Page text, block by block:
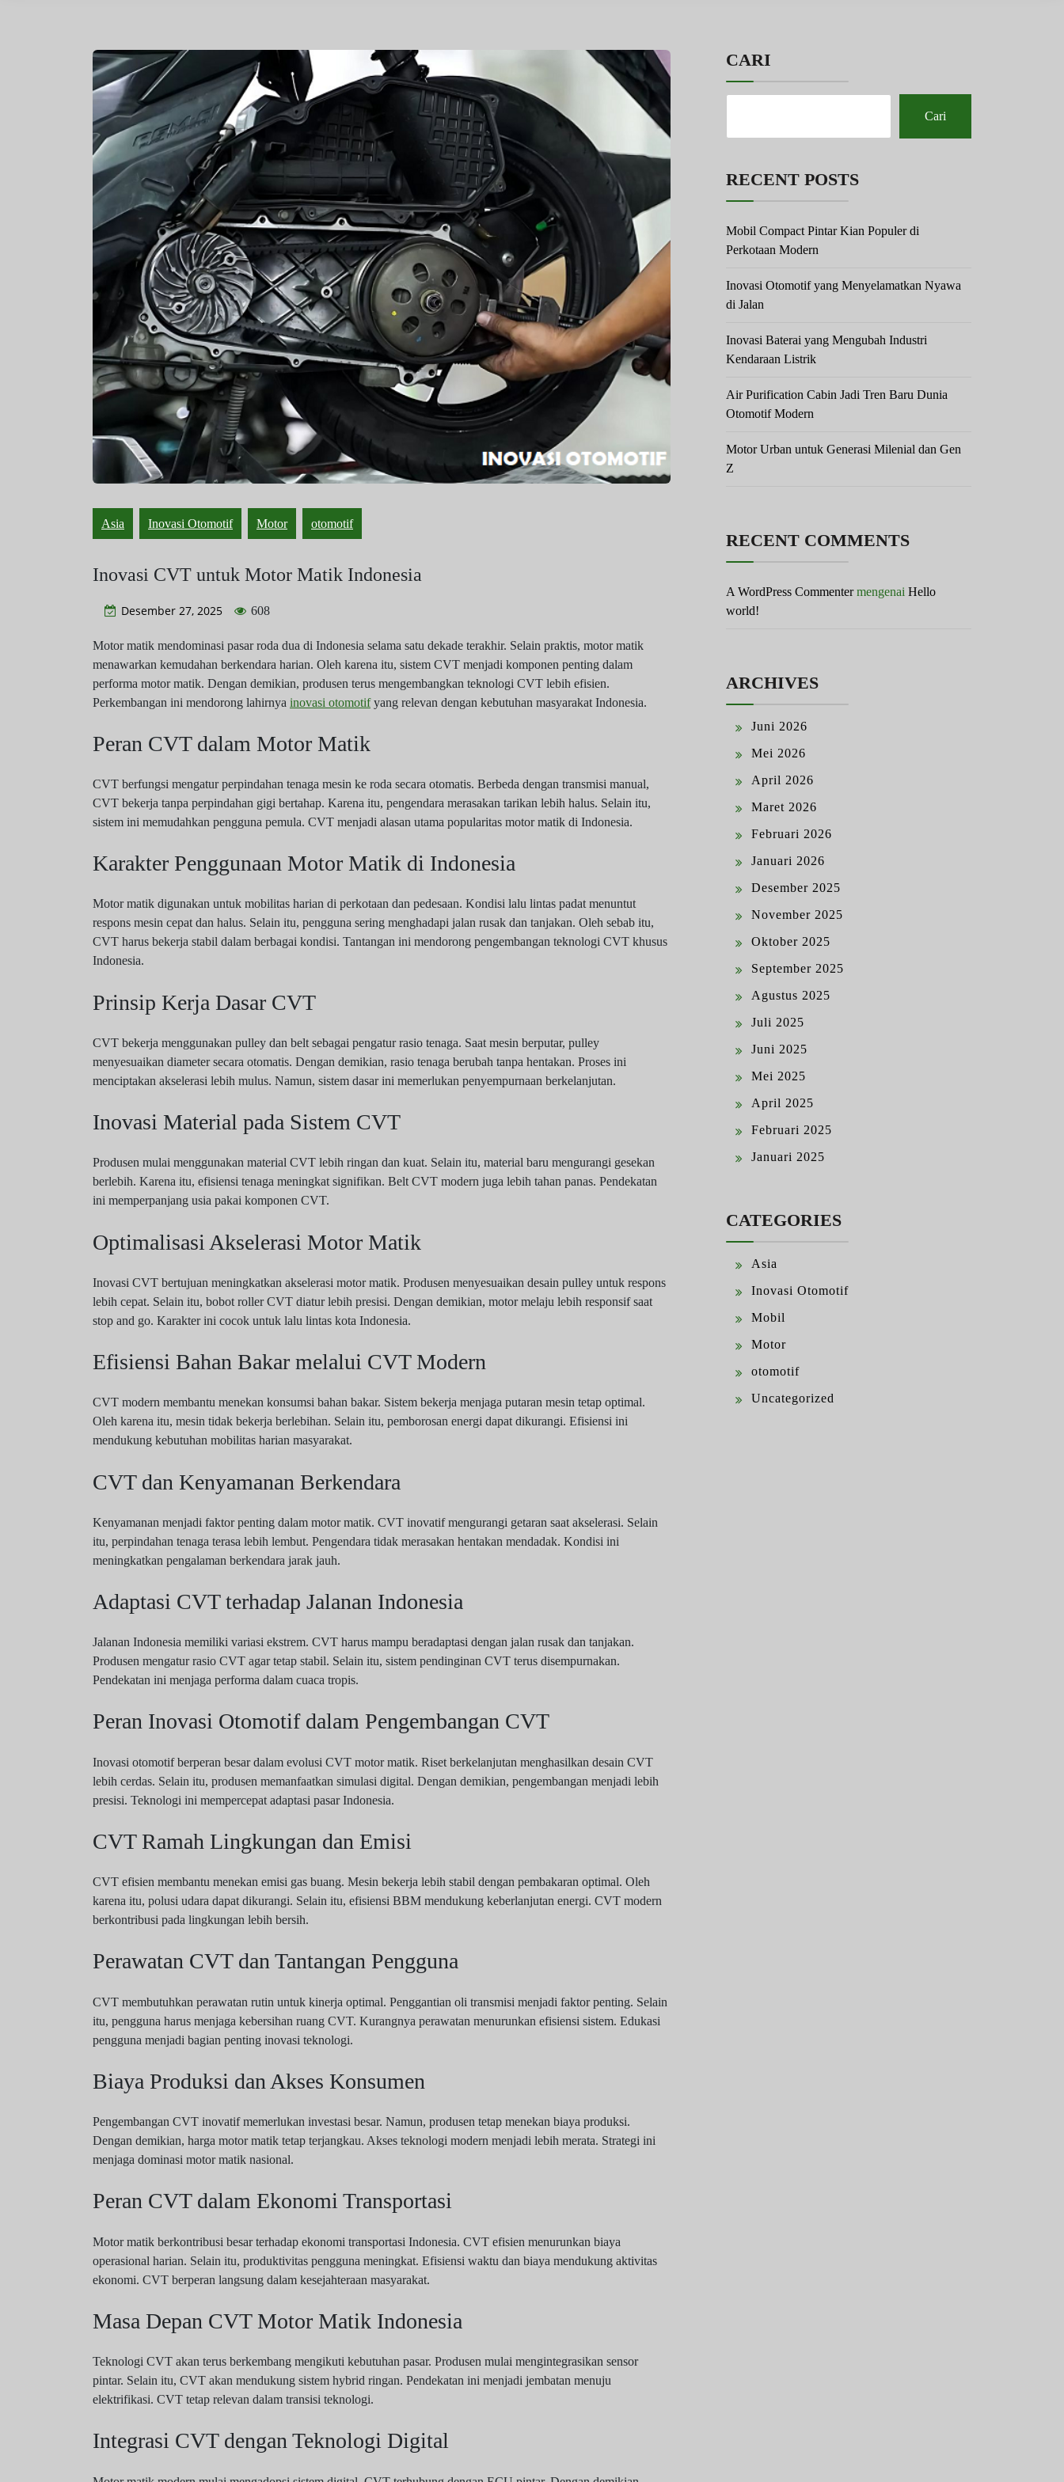
Asia Inovasi Otomotif Motor otomotif
Inovasi CVT untuk Motor Matik Indonesia
Desember 27, 2025 608
Motor matik mendominasi pasar roda dua di Indonesia selama satu dekade terakhir. Selain praktis, motor matik
menawarkan kemudahan berkendara harian. Oleh karena itu, sistem CVT menjadi komponen penting dalam
performa motor matik. Dengan demikian, produsen terus mengembangkan teknologi CVT lebih efisien.
Perkembangan ini mendorong lahirnya inovasi otomotifyang relevan dengan kebutuhan masyarakat Indonesia.
Peran CVT dalam Motor Matik
CVT berfungsi mengatur perpindahan tenaga mesin ke roda secara otomatis. Berbeda dengan transmisi manual,
CVT bekerja tanpa perpindahan gigi bertahap. Karena itu, pengendara merasakan tarikan lebih halus. Selain itu,
sistem ini memudahkan pengguna pemula. CVT menjadi alasan utama popularitas motor matik di Indonesia.
Karakter Penggunaan Motor Matik di Indonesia
Motor matik digunakan untuk mobilitas harian di perkotaan dan pedesaan. Kondisi lalu lintas padat menuntut
respons mesin cepat dan halus. Selain itu, pengguna sering menghadapi jalan rusak dan tanjakan. Oleh sebab itu,
CVT harus bekerja stabil dalam berbagai kondisi. Tantangan ini mendorong pengembangan teknologi CVT khusus
Indonesia.
Prinsip Kerja Dasar CVT
CVT bekerja menggunakan pulley dan belt sebagai pengatur rasio tenaga. Saat mesin berputar, pulley
menyesuaikan diameter secara otomatis. Dengan demikian, rasio tenaga berubah tanpa hentakan. Proses ini
menciptakan akselerasi lebih mulus. Namun, sistem dasar ini memerlukan penyempurnaan berkelanjutan.
Inovasi Material pada Sistem CVT
Produsen mulai menggunakan material CVT lebih ringan dan kuat. Selain itu, material baru mengurangi gesekan
berlebih. Karena itu, efisiensi tenaga meningkat signifikan. Belt CVT modern juga lebih tahan panas. Pendekatan
ini memperpanjang usia pakai komponen CVT.
Optimalisasi Akselerasi Motor Matik
Inovasi CVT bertujuan meningkatkan akselerasi motor matik. Produsen menyesuaikan desain pulley untuk respons
lebih cepat. Selain itu, bobot roller CVT diatur lebih presisi. Dengan demikian, motor melaju lebih responsif saat
stop and go. Karakter ini cocok untuk lalu lintas kota Indonesia.
Efisiensi Bahan Bakar melalui CVT Modern
CVT modern membantu menekan konsumsi bahan bakar. Sistem bekerja menjaga putaran mesin tetap optimal.
Oleh karena itu, mesin tidak bekerja berlebihan. Selain itu, pemborosan energi dapat dikurangi. Efisiensi ini
mendukung kebutuhan mobilitas harian masyarakat.
CVT dan Kenyamanan Berkendara
Kenyamanan menjadi faktor penting dalam motor matik. CVT inovatif mengurangi getaran saat akselerasi. Selain
itu, perpindahan tenaga terasa lebih lembut. Pengendara tidak merasakan hentakan mendadak. Kondisi ini
meningkatkan pengalaman berkendara jarak jauh.
Adaptasi CVT terhadap Jalanan Indonesia
Jalanan Indonesia memiliki variasi ekstrem. CVT harus mampu beradaptasi dengan jalan rusak dan tanjakan.
Produsen mengatur rasio CVT agar tetap stabil. Selain itu, sistem pendinginan CVT terus disempurnakan.
Pendekatan ini menjaga performa dalam cuaca tropis.
Peran Inovasi Otomotif dalam Pengembangan CVT
Inovasi otomotif berperan besar dalam evolusi CVT motor matik. Riset berkelanjutan menghasilkan desain CVT
lebih cerdas. Selain itu, produsen memanfaatkan simulasi digital. Dengan demikian, pengembangan menjadi lebih
presisi. Teknologi ini mempercepat adaptasi pasar Indonesia.
CVT Ramah Lingkungan dan Emisi
CVT efisien membantu menekan emisi gas buang. Mesin bekerja lebih stabil dengan pembakaran optimal. Oleh
karena itu, polusi udara dapat dikurangi. Selain itu, efisiensi BBM mendukung keberlanjutan energi. CVT modern
berkontribusi pada lingkungan lebih bersih.
Perawatan CVT dan Tantangan Pengguna
CVT membutuhkan perawatan rutin untuk kinerja optimal. Penggantian oli transmisi menjadi faktor penting. Selain
itu, pengguna harus menjaga kebersihan ruang CVT. Kurangnya perawatan menurunkan efisiensi sistem. Edukasi
pengguna menjadi bagian penting inovasi teknologi.
Biaya Produksi dan Akses Konsumen
Pengembangan CVT inovatif memerlukan investasi besar. Namun, produsen tetap menekan biaya produksi.
Dengan demikian, harga motor matik tetap terjangkau. Akses teknologi modern menjadi lebih merata. Strategi ini
menjaga dominasi motor matik nasional.
Peran CVT dalam Ekonomi Transportasi
Motor matik berkontribusi besar terhadap ekonomi transportasi Indonesia. CVT efisien menurunkan biaya
operasional harian. Selain itu, produktivitas pengguna meningkat. Efisiensi waktu dan biaya mendukung aktivitas
ekonomi. CVT berperan langsung dalam kesejahteraan masyarakat.
Masa Depan CVT Motor Matik Indonesia
Teknologi CVT akan terus berkembang mengikuti kebutuhan pasar. Produsen mulai mengintegrasikan sensor
pintar. Selain itu, CVT akan mendukung sistem hybrid ringan. Pendekatan ini menjadi jembatan menuju
elektrifikasi. CVT tetap relevan dalam transisi teknologi.
Integrasi CVT dengan Teknologi Digital
CARI
Cari
RECENT POSTS
Mobil Compact Pintar Kian Populer di
Perkotaan Modern
Inovasi Otomotif yang Menyelamatkan Nyawa
di Jalan
Inovasi Baterai yang Mengubah Industri
Kendaraan Listrik
Air Purification Cabin Jadi Tren Baru Dunia
Otomotif Modern
Motor Urban untuk Generasi Milenial dan Gen
Z
RECENT COMMENTS
A WordPress Commentermengenai Hello
world!
ARCHIVES
Juni 2026
Mei 2026
April 2026
Maret 2026
Februari 2026
Januari 2026
Desember 2025
November 2025
Oktober 2025
September 2025
Agustus 2025
Juli 2025
Juni 2025
Mei 2025
April 2025
Februari 2025
Januari 2025
CATEGORIES
Asia
Inovasi Otomotif
Mobil
Motor
otomotif
Uncategorized